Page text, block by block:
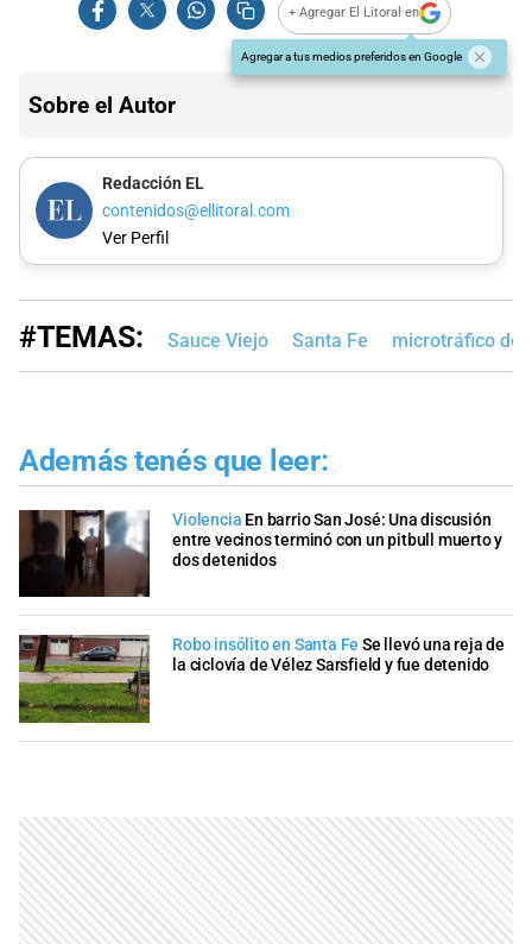
+ Agregar El Litoral en
Agregar a tus medios preferidos en Google
Sobre el Autor
Redacción EL
contenidos@ellitoral.com
Ver Perfil
#TEMAS: Sauce Viejo Santa Fe microtráfico de
Además tenés que leer:
Violencia En barrio San José: Una discusión
entre vecinos terminó con un pitbull muerto y
dos detenidos
Robo insólito en Santa Fe Se llevó una reja de
la ciclovía de Vélez Sarsfield y fue detenido